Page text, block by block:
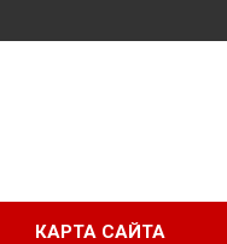
КАРТА САЙТА